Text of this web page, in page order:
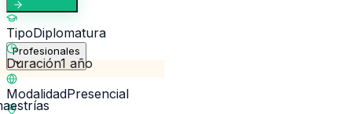
Profesionales
TipoDiplomatura
Duración1 año
ModalidadPresencial